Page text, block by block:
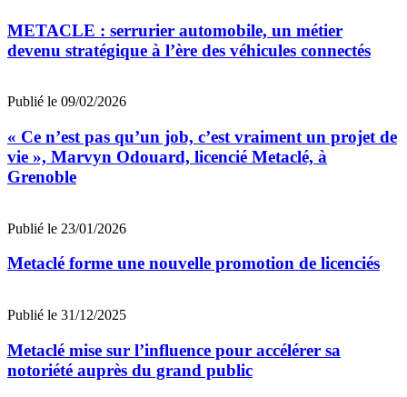
METACLE : serrurier automobile, un métier
devenu stratégique à l’ère des véhicules connectés
Publié le 09/02/2026
« Ce n’est pas qu’un job, c’est vraiment un projet de
vie », Marvyn Odouard, licencié Metaclé, à
Grenoble
Publié le 23/01/2026
Metaclé forme une nouvelle promotion de licenciés
Publié le 31/12/2025
Metaclé mise sur l’influence pour accélérer sa
notoriété auprès du grand public